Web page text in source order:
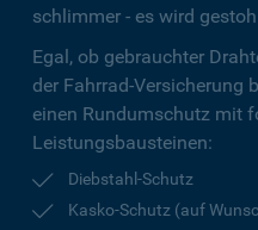
schlimmer - es wird
Egal, ob gebrauchter
der Fahrrad-Versicherung
einen Rundumschutz mit
Leistungsbausteinen:
Diebstahl-Schutz
Kasko-Schutz (auf